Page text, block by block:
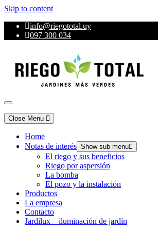
Skip to content
info@riegototal.uy
097 300 034
Close Menu
Home
Notas de interés Show sub menu
El riego y sus beneficios
Riego por aspersión
La bomba
El pozo y la instalación
Productos
La empresa
Contacto
Jardilux – iluminación de jardín